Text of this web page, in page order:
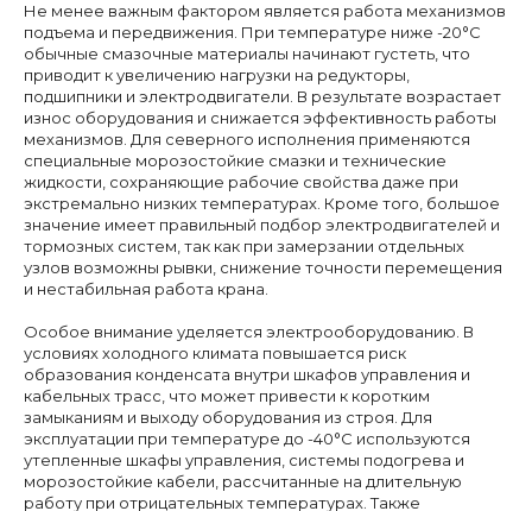
Не менее важным фактором является работа механизмов
подъема и передвижения. При температуре ниже -20°C
обычные смазочные материалы начинают густеть, что
приводит к увеличению нагрузки на редукторы,
подшипники и электродвигатели. В результате возрастает
износ оборудования и снижается эффективность работы
механизмов. Для северного исполнения применяются
специальные морозостойкие смазки и технические
жидкости, сохраняющие рабочие свойства даже при
экстремально низких температурах. Кроме того, большое
значение имеет правильный подбор электродвигателей и
тормозных систем, так как при замерзании отдельных
узлов возможны рывки, снижение точности перемещения
и нестабильная работа крана.
Особое внимание уделяется электрооборудованию. В
условиях холодного климата повышается риск
образования конденсата внутри шкафов управления и
кабельных трасс, что может привести к коротким
замыканиям и выходу оборудования из строя. Для
эксплуатации при температуре до -40°C используются
утепленные шкафы управления, системы подогрева и
морозостойкие кабели, рассчитанные на длительную
работу при отрицательных температурах. Также